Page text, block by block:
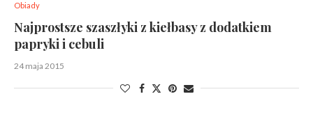
Obiady
Najprostsze szaszłyki z kiełbasy z dodatkiem
papryki i cebuli
24 maja 2015